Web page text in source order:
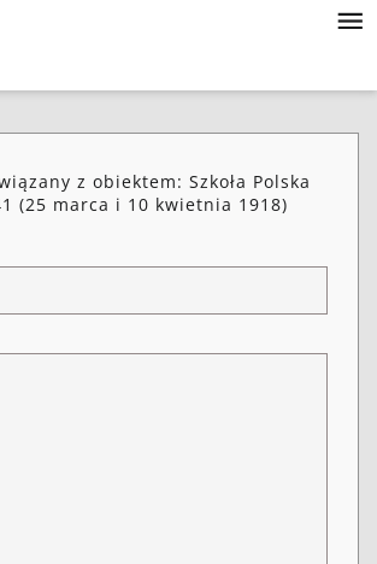
z obiektem: Szkoła Polska
(25 marca i 10 kwietnia 1918)